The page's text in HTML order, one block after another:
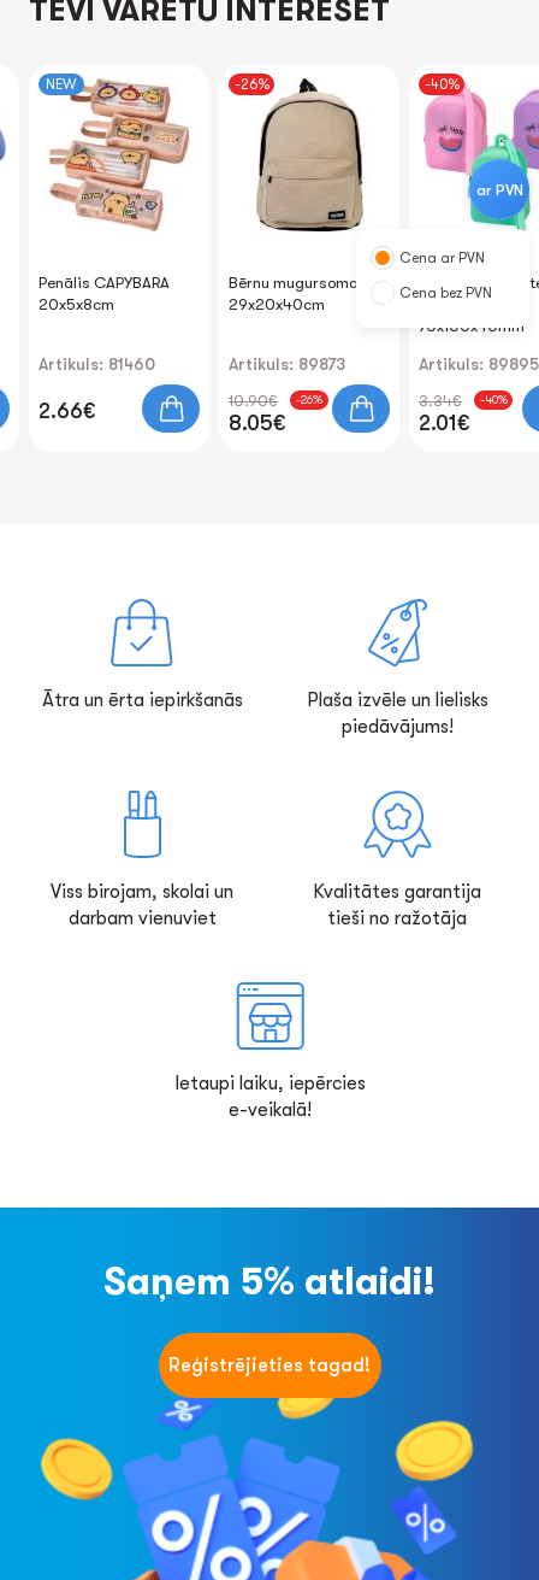
TEVI VARĒTU INTERESĒT
NEW
Penālis CAPYBARA
20x5x8cm
Artikuls: 81460
2.66€
-26%
Bērnu mugursoma
29x20x40cm
Artikuls: 89873
10.90€ -26%
8.05€
-40%
Maks "Love-
70x100x40mm
Artikuls: 89895
3.34€ -40%
2.01€
ar PVN
Cena ar PVN
Cena bez PVN
Ātra un ērta iepirkšanās
Plaša izvēle un lielisks
piedāvājums!
Viss birojam, skolai un
darbam vienuviet
Kvalitātes garantija
tieši no ražotāja
Ietaupi laiku, iepērcies
e-veikalā!
Saņem 5% atlaidi!
Reģistrējieties tagad!